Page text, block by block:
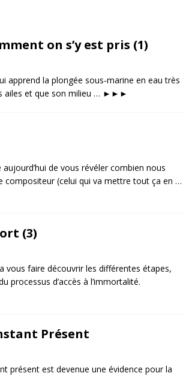
on s’y est pris (1)
apprend la plongée sous-marine en eau très
ailes et que son milieu … ►►►
de vous révéler combien nous
compositeur (celui qui va mettre tout ça en …
(3)
vous faire découvrir les différentes étapes,
processus d’accès à l’immortalité.
Présent
présent est devenue une évidence pour la